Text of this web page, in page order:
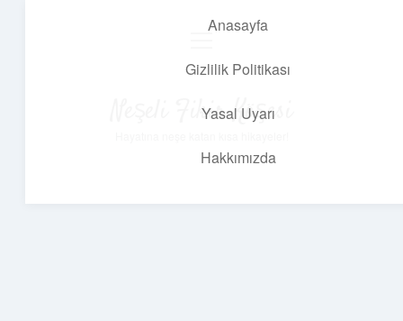
Anasayfa
Gizlilik Politikası
Yasal Uyarı
Hakkımızda
Neşeli Fikir Köşesi